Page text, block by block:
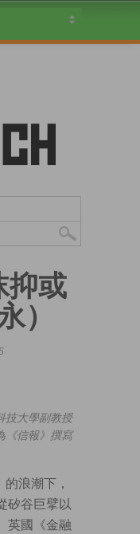
抑或
）
技大學副教授
《信報》撰寫
浪潮下，
矽谷巨擘以
英國《金融